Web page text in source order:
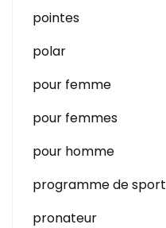
pointes
polar
pour femme
pour femmes
pour homme
programme de sport
pronateur